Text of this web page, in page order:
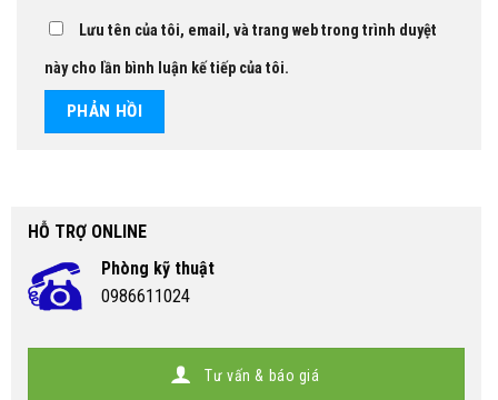
Lưu tên của tôi, email, và trang web trong trình duyệt
này cho lần bình luận kế tiếp của tôi.
HỖ TRỢ ONLINE
Phòng kỹ thuật
0986611024
Tư vấn & báo giá